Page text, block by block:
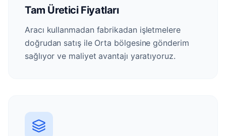
Tam Üretici Fiyatları
Aracı kullanmadan fabrikadan işletmelere
doğrudan satış ile Orta bölgesine gönderim
sağlıyor ve maliyet avantajı yaratıyoruz.